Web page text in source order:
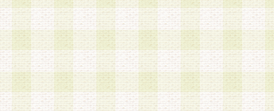
2.当社は、会員個人を識別することのできる情報
会員情報を本人の承諾なく第三者に開示すること
人を識別できる情報について第三者に開示または
社は事前に会員本人の同意を得るものとします。
3.前項の定めに拘わらず、当社は、以下の目的に
意を 得ることなく、会員個人を識別できる情報